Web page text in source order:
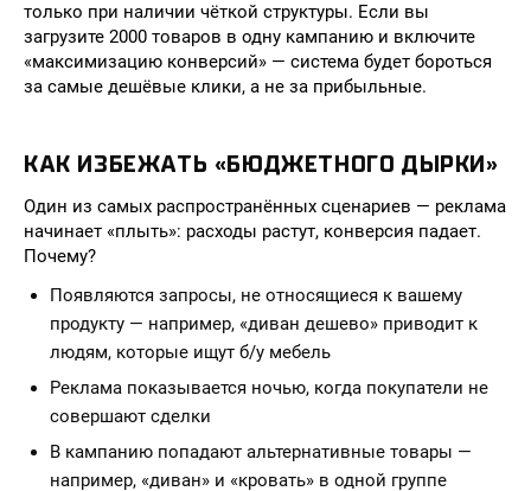
только при наличии чёткой структуры. Если вы
загрузите 2000 товаров в одну кампанию и включите
«максимизацию конверсий» — система будет бороться
за самые дешёвые клики, а не за прибыльные.
КАК ИЗБЕЖАТЬ «БЮДЖЕТНОГО ДЫРКИ»
Один из самых распространённых сценариев — реклама
начинает «плыть»: расходы растут, конверсия падает.
Почему?
Появляются запросы, не относящиеся к вашему
продукту — например, «диван дешево» приводит к
людям, которые ищут б/у мебель
Реклама показывается ночью, когда покупатели не
совершают сделки
В кампанию попадают альтернативные товары —
например, «диван» и «кровать» в одной группе